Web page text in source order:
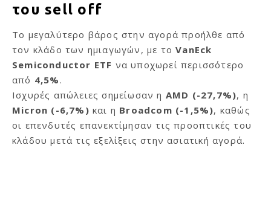
του sell off
Το μεγαλύτερο βάρος στην αγορά προήλθε από
τον κλάδο των ημιαγωγών, με τοVanEck
Semiconductor ETF να υποχωρεί περισσότερο
από 4,5% .
Ισχυρές απώλειες σημείωσαν η AMD (-27,7%), η
Micron (-6,7%) και η Broadcom (-1,5%), καθώς
οι επενδυτές επανεκτίμησαν τις προοπτικές του
κλάδου μετά τις εξελίξεις στην ασιατική αγορά.